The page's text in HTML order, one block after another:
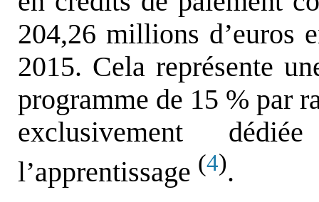
204,26 millions d’euros
2015. Cela représente
programme de 15 % par
exclusivement
l’apprentissage (4).